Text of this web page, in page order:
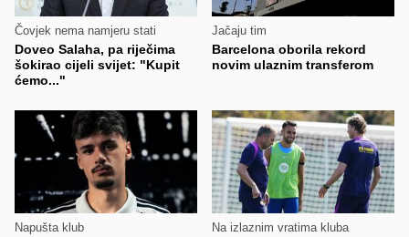
Čovjek nema namjeru stati
Doveo Salaha, pa riječima
šokirao cijeli svijet: "Kupit
ćemo..."
Jačaju tim
Barcelona oborila rekord
novim ulaznim transferom
Napušta klub Na izlaznim vratima kluba